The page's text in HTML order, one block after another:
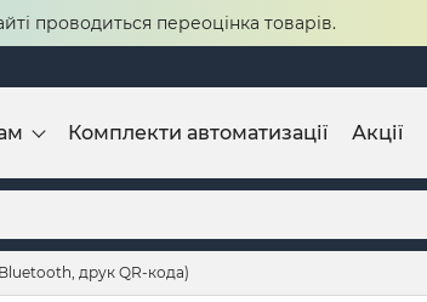
проводиться переоцінка товарів.
Комплекти автоматизації Акції
друк QR-кода)